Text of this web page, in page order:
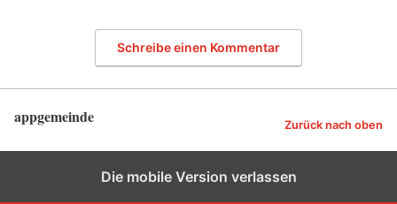
Schreibe einen Kommentar
appgemeinde Zurück nach oben
Die mobile Version verlassen